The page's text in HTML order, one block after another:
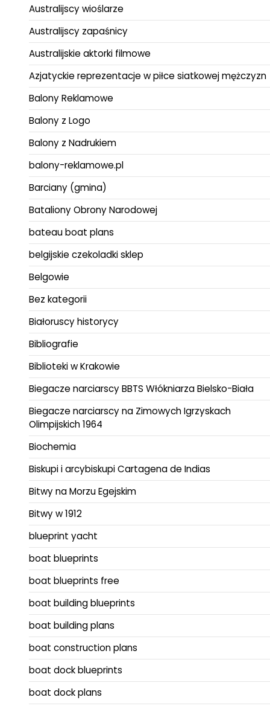
Australijscy wioślarze
Australijscy zapaśnicy
Australijskie aktorki filmowe
Azjatyckie reprezentacje w piłce siatkowej mężczyzn
Balony Reklamowe
Balony z Logo
Balony z Nadrukiem
balony-reklamowe.pl
Barciany (gmina)
Bataliony Obrony Narodowej
bateau boat plans
belgijskie czekoladki sklep
Belgowie
Bez kategorii
Białoruscy historycy
Bibliografie
Biblioteki w Krakowie
Biegacze narciarscy BBTS Włókniarza Bielsko-Biała
Biegacze narciarscy na Zimowych Igrzyskach
Olimpijskich 1964
Biochemia
Biskupi i arcybiskupi Cartagena de Indias
Bitwy na Morzu Egejskim
Bitwy w 1912
blueprint yacht
boat blueprints
boat blueprints free
boat building blueprints
boat building plans
boat construction plans
boat dock blueprints
boat dock plans